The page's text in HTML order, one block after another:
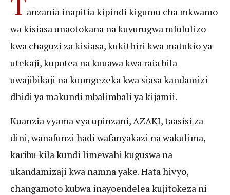
anzania inapitia kipindi kigumu cha mkwamo
wa kisiasa unaotokana na kuvurugwa mfululizo
kwa chaguzi za kisiasa, kukithiri kwa matukio ya
utekaji, kupotea na kuuawa kwa raia bila
uwajibikaji na kuongezeka kwa siasa kandamizi
dhidi ya makundi mbalimbali ya kijamii.
Kuanzia vyama vya upinzani, AZAKI, taasisi za
dini, wanafunzi hadi wafanyakazi na wakulima,
karibu kila kundi limewahi kuguswa na
ukandamizaji kwa namna yake. Hata hivyo,
changamoto kubwa inayoendelea kujitokeza ni